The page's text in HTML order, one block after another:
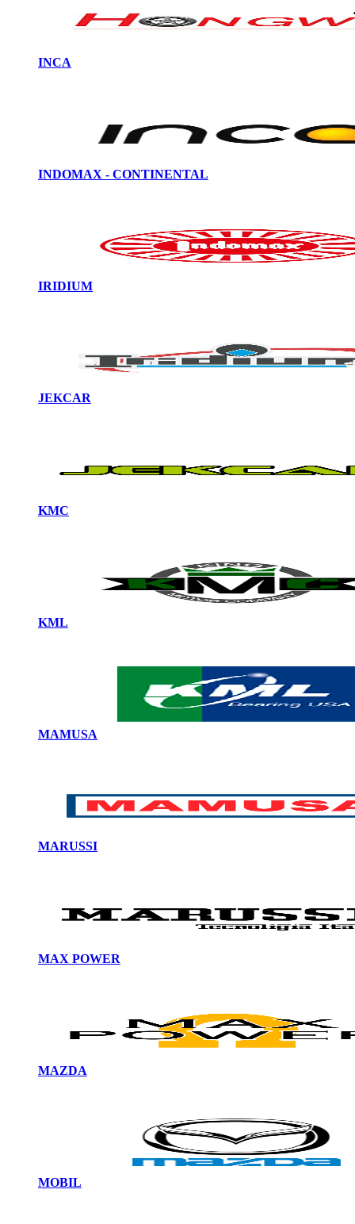
INCA
INDOMAX - CONTINENTAL
IRIDIUM
JEKCAR
KMC
KML
MAMUSA
MARUSSI
MAX POWER
MAZDA
MOBIL